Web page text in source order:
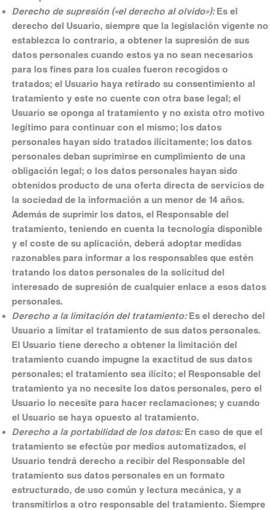
Derecho de supresión («el derecho al olvido»):Es el
derecho del Usuario, siempre que la legislación vigente no
establezca lo contrario, a obtener la supresión de sus
datos personales cuando estos ya no sean necesarios
para los fines para los cuales fueron recogidos o
tratados; el Usuario haya retirado su consentimiento al
tratamiento y este no cuente con otra base legal; el
Usuario se oponga al tratamiento y no exista otro motivo
legítimo para continuar con el mismo; los datos
personales hayan sido tratados ilícitamente; los datos
personales deban suprimirse en cumplimiento de una
obligación legal; o los datos personales hayan sido
obtenidos producto de una oferta directa de servicios de
la sociedad de la información a un menor de 14 años.
Además de suprimir los datos, el Responsable del
tratamiento, teniendo en cuenta la tecnología disponible
y el coste de su aplicación, deberá adoptar medidas
razonables para informar a los responsables que estén
tratando los datos personales de la solicitud del
interesado de supresión de cualquier enlace a esos datos
personales.
Derecho a la limitación del tratamiento:Es el derecho del
Usuario a limitar el tratamiento de sus datos personales.
El Usuario tiene derecho a obtener la limitación del
tratamiento cuando impugne la exactitud de sus datos
personales; el tratamiento sea ilícito; el Responsable del
tratamiento ya no necesite los datos personales, pero el
Usuario lo necesite para hacer reclamaciones; y cuando
el Usuario se haya opuesto al tratamiento.
Derecho a la portabilidad de los datos:En caso de que el
tratamiento se efectúe por medios automatizados, el
Usuario tendrá derecho a recibir del Responsable del
tratamiento sus datos personales en un formato
estructurado, de uso común y lectura mecánica, y a
transmitirlos a otro responsable del tratamiento. Siempre